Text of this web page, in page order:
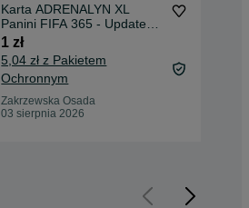
Karta ADRENALYN XL
Panini FIFA 365 - Update
Edition 2019
1 zł
5,04 zł z Pakietem
Ochronnym
Zakrzewska Osada
03 sierpnia 2026